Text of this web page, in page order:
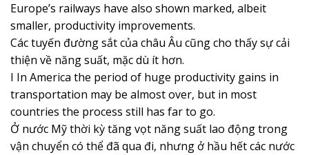
Europe’s railways have also shown marked, albeit
smaller, productivity improvements.
Các tuyến đường sắt của châu Âu cũng cho thấy sự cải
thiện về năng suất, mặc dù ít hơn.
I In America the period of huge productivity gains in
transportation may be almost over, but in most
countries the process still has far to go.
Ở nước Mỹ thời kỳ tăng vọt năng suất lao động trong
vận chuyển có thể đã qua đi, nhưng ở hầu hết các nước